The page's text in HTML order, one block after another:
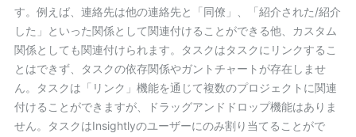
す。例えば、連絡先は他の連絡先と「同僚」、「紹介された/紹介
した」といった関係として関連付けることができる他、カスタム
関係としても関連付けられます。タスクはタスクにリンクするこ
とはできず、タスクの依存関係やガントチャートが存在しませ
ん。タスクは「リンク」機能を通じて複数のプロジェクトに関連
付けることができますが、ドラッグアンドドロップ機能はありま
せん。タスクはInsightlyのユーザーにのみ割り当てることがで